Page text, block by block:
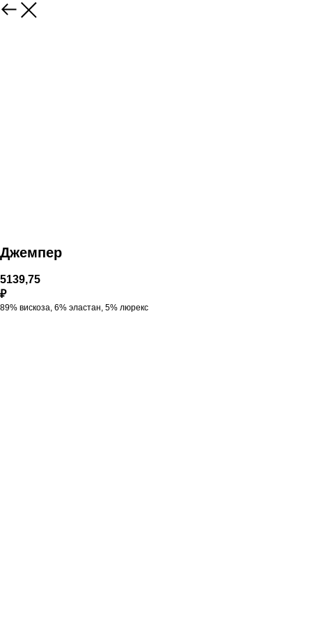
Джемпер
5139,75
₽
89% вискоза, 6% эластан, 5% люрекс